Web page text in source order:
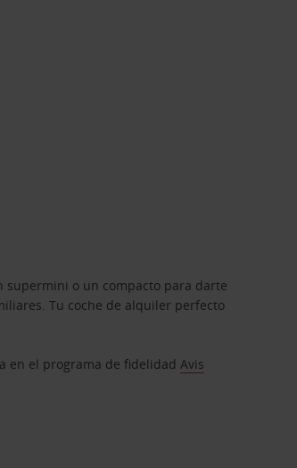
supermini o un compacto para darte
Tu coche de alquiler perfecto
en el programa de fidelidadAvis